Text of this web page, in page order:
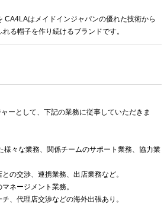
CA4LAはメイドインジャパンの優れた技術から
る帽子を作り続けるブランドです。
ーとして、下記の業務に従事していただきま
様々な業務、関係チームのサポート業務、協力業
の交渉、連携業務、出店業務など。
ネージメント業務。
、代理店交渉などの海外出張あり。